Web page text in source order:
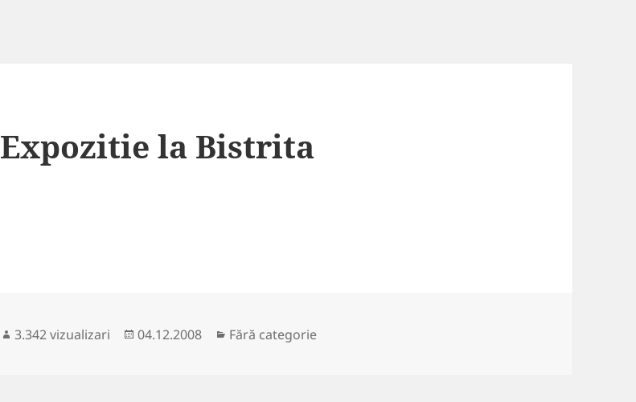
Expozitie la Bistrita
3.342 vizualizari
Publicat
04.12.2008 Categorii
Fără categorie